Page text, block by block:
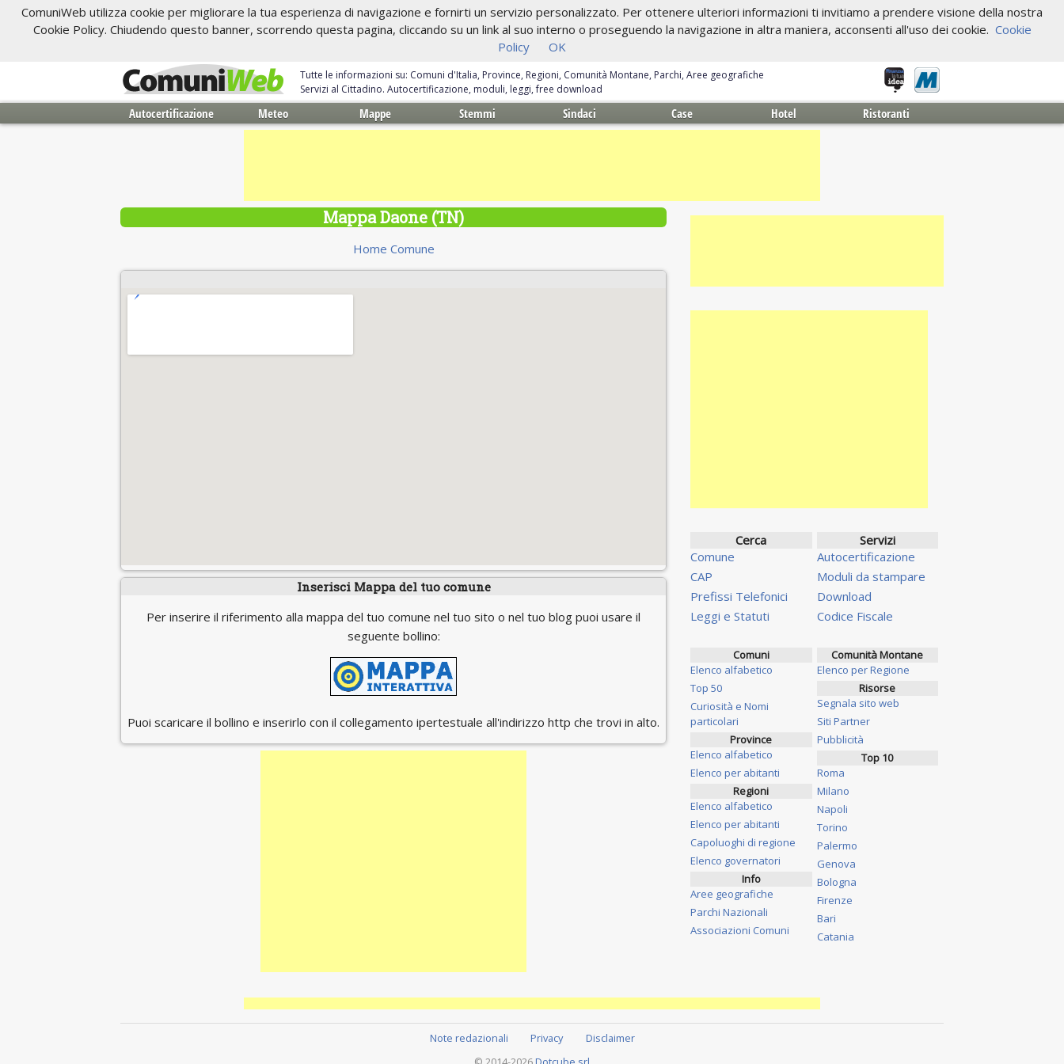
ComuniWeb utilizza cookie per migliorare la tua esperienza di navigazione e fornirti un servizio personalizzato. Per ottenere ulteriori informazioni ti invitiamo a prendere visione della nostra
Cookie Policy. Chiudendo questo banner, scorrendo questa pagina, cliccando su un link al suo interno o proseguendo la navigazione in altra maniera, acconsenti all'uso dei cookie. Cookie
Policy
OK
Tutte le informazioni su: Comuni d'Italia, Province, Regioni, Comunità Montane, Parchi, Aree geografiche
Servizi al Cittadino. Autocertificazione, moduli, leggi, free download
Autocertificazione Meteo Mappe Stemmi Sindaci Case Hotel Ristoranti
Mappa Daone (TN)
Home Comune
Inserisci Mappa del tuo comune
Per inserire il riferimento alla mappa del tuo comune nel tuo sito o nel tuo blog puoi usare il
seguente bollino:
Puoi scaricare il bollino e inserirlo con il collegamento ipertestuale all'indirizzo http che trovi in alto.
Cerca
Comune
CAP
Prefissi Telefonici
Leggi e Statuti
Servizi
Autocertificazione
Moduli da stampare
Download
Codice Fiscale
Comuni
Elenco alfabetico
Top 50
Curiosità e Nomi
particolari
Province
Elenco alfabetico
Elenco per abitanti
Regioni
Elenco alfabetico
Elenco per abitanti
Capoluoghi di regione
Elenco governatori
Info
Aree geografiche
Parchi Nazionali
Associazioni Comuni
Comunità Montane
Elenco per Regione
Risorse
Segnala sito web
Siti Partner
Pubblicità
Top 10
Roma
Milano
Napoli
Torino
Palermo
Genova
Bologna
Firenze
Bari
Catania
Note redazionali Privacy
Disclaimer